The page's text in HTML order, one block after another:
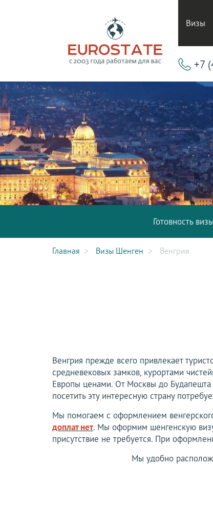
Визы
+7
Готовность визы
Главная Визы Шенген Венгрия
Венгрия прежде всего привлекает
средневековых замков, курортами
Европы ценами. От Москвы до
посетить эту интересную страну
Мы помогаем с оформлением
доплат нет. Мы оформим шенгенскую
присутствие не требуется. При
Мы удобно